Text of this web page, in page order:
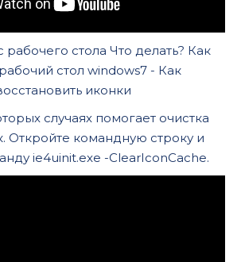
рабочего стола Что делать? Как
стол windows7 - Как
иконки
случаях помогает очистка
Откройте командную строку и
ie4uinit.exe -ClearIconCache.